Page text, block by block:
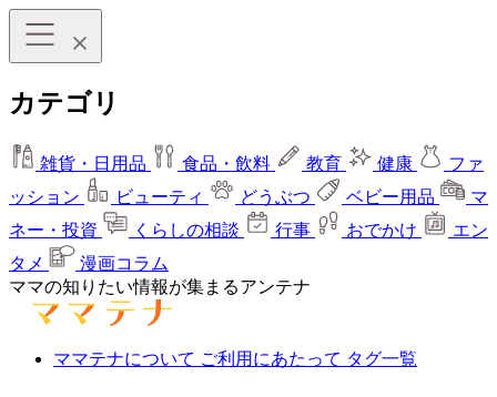
カテゴリ
雑貨・日用品 食品・飲料 教育 健康
ファ
ッション
ビューティ どうぶつ ベビー用品
マ
ネー・投資
くらしの相談 行事 おでかけ
エン
タメ
漫画コラム
ママの知りたい情報が集まるアンテナ
ママテナについて ご利用にあたって タグ一覧